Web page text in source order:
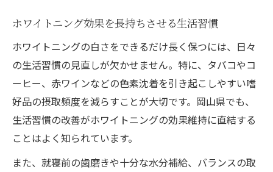
ホワイトニング効果を長持ちさせる生活習慣
ホワイトニングの白さをできるだけ長く保つには、日々
の生活習慣の見直しが欠かせません。特に、タバコやコ
ーヒー、赤ワインなどの色素沈着を引き起こしやすい嗜
好品の摂取頻度を減らすことが大切です。岡山県でも、
生活習慣の改善がホワイトニングの効果維持に直結する
ことはよく知られています。
また、就寝前の歯磨きや十分な水分補給、バランスの取